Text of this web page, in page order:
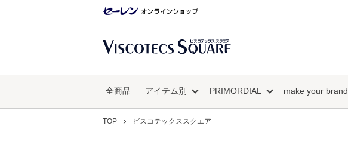
全商品 アイテム別 PRIMORDIAL make your brand
TOP ビスコテックススクエア